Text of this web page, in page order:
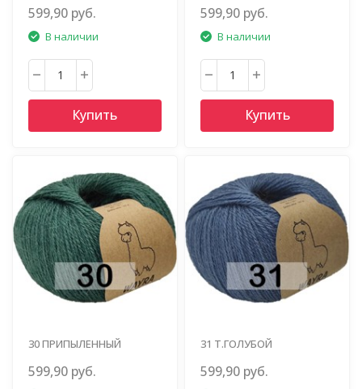
599,90 руб.
В наличии
Купить
599,90 руб.
В наличии
Купить
30 ПРИПЫЛЕННЫЙ
599,90 руб.
31 Т.ГОЛУБОЙ
599,90 руб.